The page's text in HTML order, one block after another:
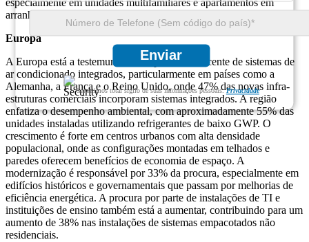
Enviar
Garantimos total sigilo de suas informações pessoais.Privacidade
especialmente em unidades multifamiliares e apartamentos em
arranha-céus que requerem soluções integradas de AVAC.
Europa
A Europa está a testemunhar uma procura crescente de sistemas de
ar condicionado integrados, particularmente em países como a
Alemanha, a França e o Reino Unido, onde 47% das novas infra-
estruturas comerciais incorporam sistemas integrados. A região
enfatiza o desempenho ambiental, com aproximadamente 55% das
unidades instaladas utilizando refrigerantes de baixo GWP. O
crescimento é forte em centros urbanos com alta densidade
populacional, onde as configurações montadas em telhados e
paredes oferecem benefícios de economia de espaço. A
modernização é responsável por 33% da procura, especialmente em
edifícios históricos e governamentais que passam por melhorias de
eficiência energética. A procura por parte de instalações de TI e
instituições de ensino também está a aumentar, contribuindo para um
aumento de 38% nas instalações de sistemas empacotados não
residenciais.